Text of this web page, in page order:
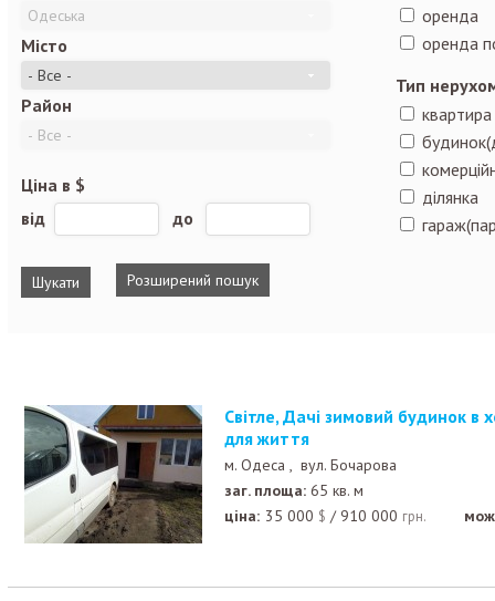
Місто
Район
Ціна в $
від
до
оренда
оренда
Тип
квартира
ділянка
Розширений пошук
Світле, Дачі зимовий будинок в хорошому стані, є все
для життя
м. Одеса , вул. Бочарова
заг. площа: 65 кв. м
ціна: 35 000 $ / 910 000 грн.